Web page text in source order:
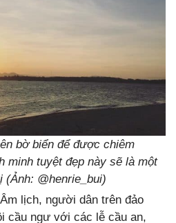
bờ biển để được chiêm
minh tuyệt đẹp này sẽ là một
@henrie_bui)
lịch, người dân trên đảo
cầu ngư với các lễ cầu an,